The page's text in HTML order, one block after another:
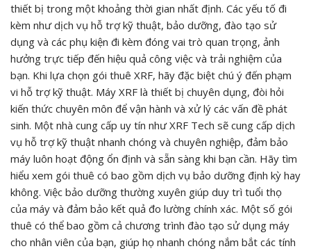
thiết bị trong một khoảng thời gian nhất định. Các yếu tố đi
kèm như dịch vụ hỗ trợ kỹ thuật, bảo dưỡng, đào tạo sử
dụng và các phụ kiện đi kèm đóng vai trò quan trọng, ảnh
hưởng trực tiếp đến hiệu quả công việc và trải nghiệm của
bạn. Khi lựa chọn gói thuê XRF, hãy đặc biệt chú ý đến phạm
vi hỗ trợ kỹ thuật. Máy XRF là thiết bị chuyên dụng, đòi hỏi
kiến thức chuyên môn để vận hành và xử lý các vấn đề phát
sinh. Một nhà cung cấp uy tín như XRF Tech sẽ cung cấp dịch
vụ hỗ trợ kỹ thuật nhanh chóng và chuyên nghiệp, đảm bảo
máy luôn hoạt động ổn định và sẵn sàng khi bạn cần. Hãy tìm
hiểu xem gói thuê có bao gồm dịch vụ bảo dưỡng định kỳ hay
không. Việc bảo dưỡng thường xuyên giúp duy trì tuổi thọ
của máy và đảm bảo kết quả đo lường chính xác. Một số gói
thuê có thể bao gồm cả chương trình đào tạo sử dụng máy
cho nhân viên của bạn, giúp họ nhanh chóng nắm bắt các tính